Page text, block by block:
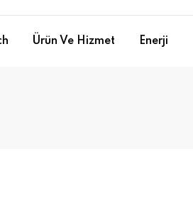
Ürün Ve Hizmet Enerji